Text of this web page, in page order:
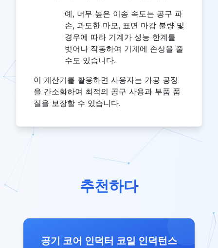
예, 너무 높은 이송 속도는 공구 파
손, 과도한 마모, 표면 마감 불량 및
경우에 따라 기계가 성능 한계를
벗어나 작동하여 기계에 손상을 줄
수도 있습니다.
이 계산기를 활용하면 사용자는 가공 공정
을 간소화하여 최적의 공구 사용과 부품 품
질을 보장할 수 있습니다.
추천하다
공기 코어 인덕터 코일 인덕턴스